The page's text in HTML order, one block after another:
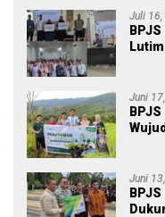
Juli
Juni
Juni